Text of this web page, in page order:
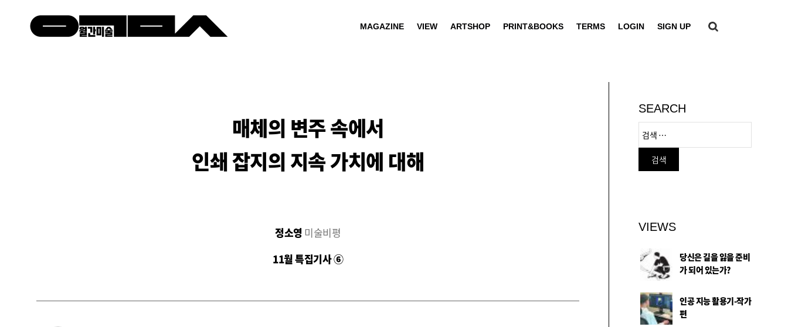
MAGAZINE VIEW ARTSHOP PRINT&BOOKS TERMS LOGIN SIGN UP
매체의 변주 속에서
인쇄 잡지의 지속 가치에 대해
정소영 미술비평
11월 특집기사 ⑥
SEARCH
VIEWS
당신은 길을 잃을 준비
가 되어 있는가?
인공 지능 활용기-작가
편